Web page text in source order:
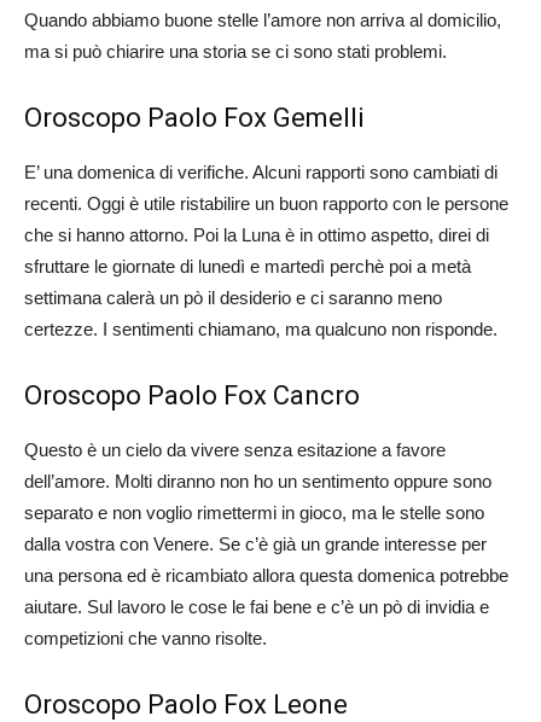
Quando abbiamo buone stelle l’amore non arriva al domicilio,
ma si può chiarire una storia se ci sono stati problemi.
Oroscopo Paolo Fox Gemelli
E’ una domenica di verifiche. Alcuni rapporti sono cambiati di
recenti. Oggi è utile ristabilire un buon rapporto con le persone
che si hanno attorno. Poi la Luna è in ottimo aspetto, direi di
sfruttare le giornate di lunedì e martedì perchè poi a metà
settimana calerà un pò il desiderio e ci saranno meno
certezze. I sentimenti chiamano, ma qualcuno non risponde.
Oroscopo Paolo Fox Cancro
Questo è un cielo da vivere senza esitazione a favore
dell’amore. Molti diranno non ho un sentimento oppure sono
separato e non voglio rimettermi in gioco, ma le stelle sono
dalla vostra con Venere. Se c’è già un grande interesse per
una persona ed è ricambiato allora questa domenica potrebbe
aiutare. Sul lavoro le cose le fai bene e c’è un pò di invidia e
competizioni che vanno risolte.
Oroscopo Paolo Fox Leone